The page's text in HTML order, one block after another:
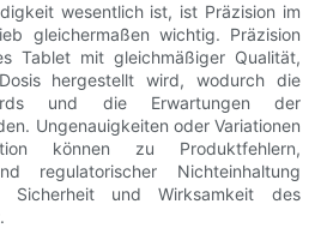
wesentlich ist, ist Präzision im
gleichermaßen wichtig. Präzision
Tablet mit gleichmäßiger Qualität,
hergestellt wird, wodurch die
und die Erwartungen der
Ungenauigkeiten oder Variationen
können zu Produktfehlern,
regulatorischer Nichteinhaltung
und Wirksamkeit des